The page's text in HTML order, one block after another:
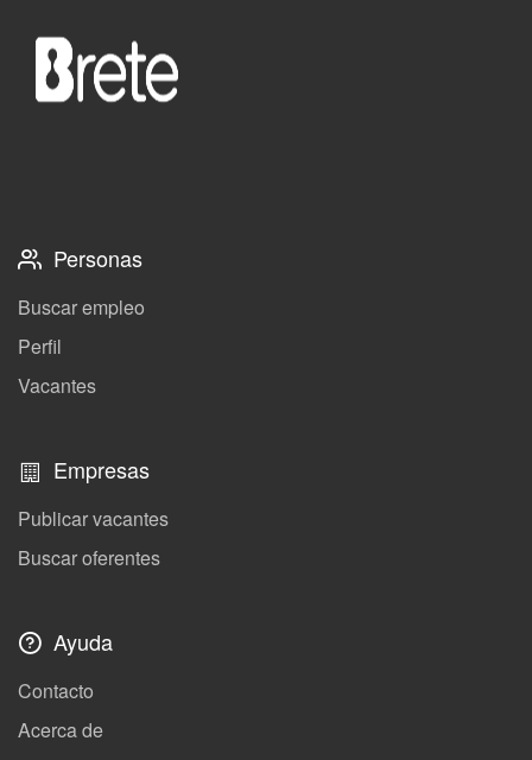
Personas
Buscar empleo
Perfil
Vacantes
Empresas
Publicar vacantes
Buscar oferentes
Ayuda
Contacto
Acerca de